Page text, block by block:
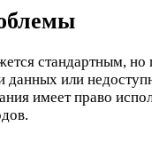
стандартным,
данных или
имеет право